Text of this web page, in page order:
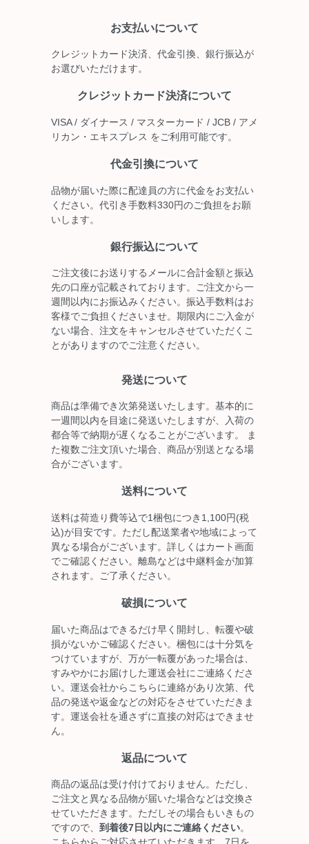
お支払いについて
クレジットカード決済、代金引換、銀行振込が
お選びいただけます。
クレジットカード決済について
VISA / ダイナース / マスターカード / JCB / アメ
リカン・エキスプレス をご利用可能です。
代金引換について
品物が届いた際に配達員の方に代金をお支払い
ください。代引き手数料330円のご負担をお願
いします。
銀行振込について
ご注文後にお送りするメールに合計金額と振込
先の口座が記載されております。ご注文から一
週間以内にお振込みください。振込手数料はお
客様でご負担くださいませ。期限内にご入金が
ない場合、注文をキャンセルさせていただくこ
とがありますのでご注意ください。
発送について
商品は準備でき次第発送いたします。基本的に
一週間以内を目途に発送いたしますが、入荷の
都合等で納期が遅くなることがございます。 ま
た複数ご注文頂いた場合、商品が別送となる場
合がございます。
送料について
送料は荷造り費等込で1梱包につき1,100円(税
込)が目安です。ただし配送業者や地域によって
異なる場合がございます。詳しくはカート画面
でご確認ください。離島などは中継料金が加算
されます。ご了承ください。
破損について
届いた商品はできるだけ早く開封し、転覆や破
損がないかご確認ください。梱包には十分気を
つけていますが、万が一転覆があった場合は、
すみやかにお届けした運送会社にご連絡くださ
い。運送会社からこちらに連絡があり次第、代
品の発送や返金などの対応をさせていただきま
す。運送会社を通さずに直接の対応はできませ
ん。
返品について
商品の返品は受け付けておりません。ただし、
ご注文と異なる品物が届いた場合などは交換さ
せていただきます。ただしその場合もいきもの
ですので、 到着後7日以内にご連絡ください。